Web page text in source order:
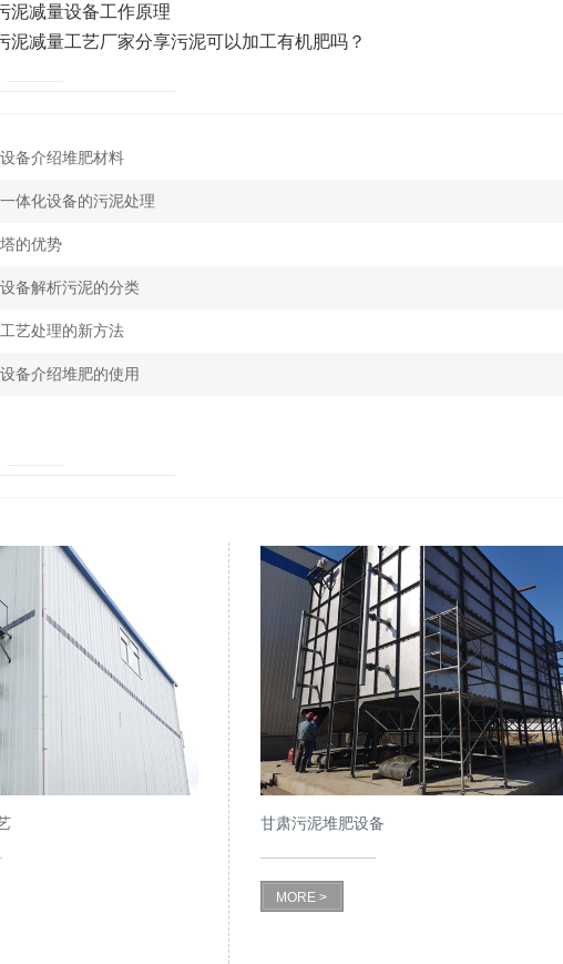
泥减量设备工作原理
泥减量工艺厂家分享污泥可以加工有机肥吗？
备介绍堆肥材料
体化设备的污泥处理
的优势
备解析污泥的分类
艺处理的新方法
备介绍堆肥的使用
甘肃污泥堆肥设备
MORE >